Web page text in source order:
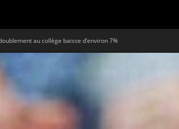
au collège baisse d’environ 7%